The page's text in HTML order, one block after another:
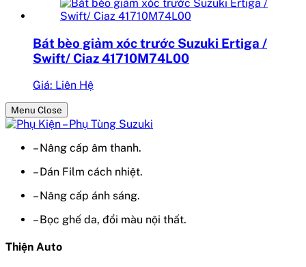
Bát bèo giảm xóc trước Suzuki Ertiga /
Swift/ Ciaz 41710M74L00
Giá: Liên Hệ
Menu Close
– Nâng cấp âm thanh.
– Dán Film cách nhiệt.
– Nâng cấp ánh sáng.
– Bọc ghế da, đổi màu nội thất.
Thiện Auto